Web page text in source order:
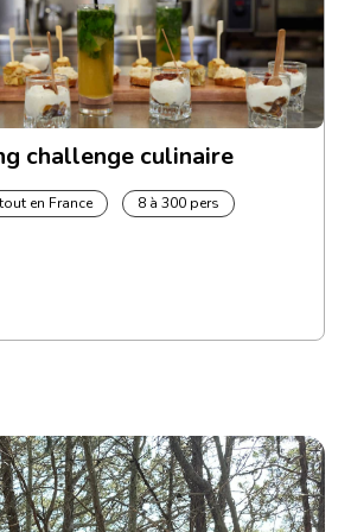
challenge culinaire
en France 8 à 300 pers